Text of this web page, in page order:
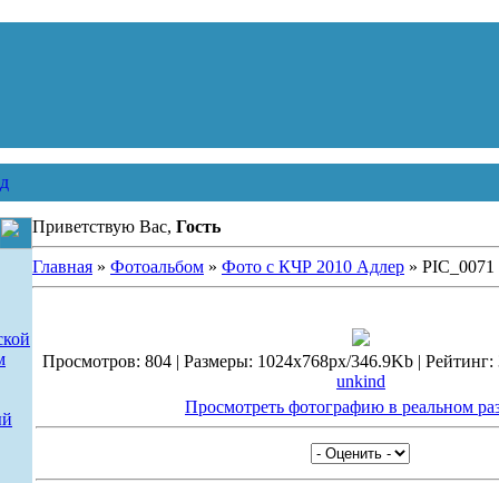
Приветствую Вас, Гость
Главная» Фотоальбом» Фото с КЧР 2010 Адлер» PIC_0071
Просмотров: 804 | Размеры: 1024x768px/346.9Kb | Рейтинг:
unkind
Просмотреть фотографию в реальном